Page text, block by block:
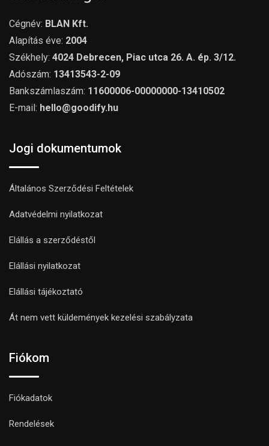
Cégnév: BLAN Kft.
Alapítás éve: 2004
Székhely: 4024 Debrecen, Piac utca 26. A. ép. 3/12.
Adószám: 13413543-2-09
Bankszámlaszám: 11600006-00000000-13410502
E-mail: hello@goodify.hu
Jogi dokumentumok
Általános Szerződési Feltételek
Adatvédelmi nyilatkozat
Elállás a szerződéstől
Elállási nyilatkozat
Elállási tájékoztató
Át nem vett küldemények kezelési szabályzata
Fiókom
Fiókadatok
Rendelések